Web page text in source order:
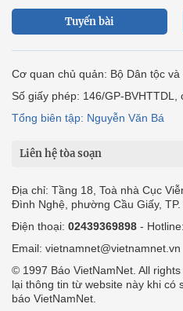
Tuyến bài
Cơ quan chủ quản: Bộ Dân tộc và
Số giấy phép: 146/GP-BVHTTDL,
Tổng biên tập: Nguyễn Văn Bá
Liên hệ tòa soạn
Địa chỉ: Tầng 18, Toà nhà Cục
Đình Nghệ, phường Cầu Giấy, TP.
Điện thoại: 02439369898 - Hotline:
Email: vietnamnet@vietnamnet.vn
© 1997 Báo VietNamNet. All
lại thông tin từ website này khi có
báo VietNamNet.